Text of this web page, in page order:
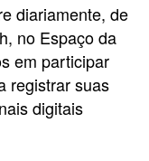
diariamente, de
no Espaço da
em participar
registrar suas
digitais